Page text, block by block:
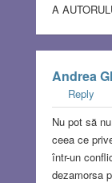
A
Andrea
Reply
Nu pot să
ceea ce
într-un
dezamorsa